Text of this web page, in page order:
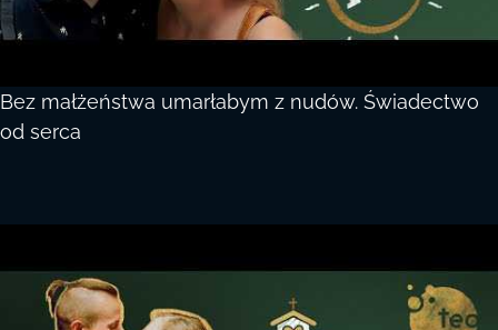
Bez małżeństwa umarłabym z nudów. Świadectwo
od serca